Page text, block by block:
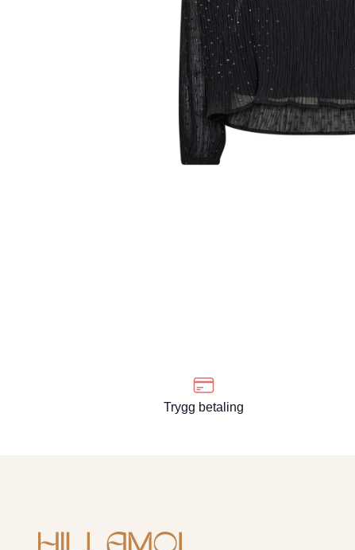
Trygg betaling